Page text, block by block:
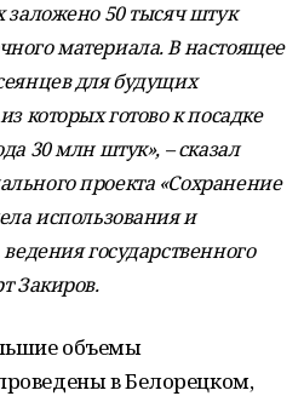
заложено 50 тысяч штук
материала. В настоящее
для будущих
которых готово к посадке
30 млн штук», – сказал
проекта «Сохранение
использования и
государственного
Закиров.
объемы
в Белорецком,